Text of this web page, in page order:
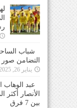
شباب
التضامن صور
يناير 26, 2025
عبد الوهاب
الأنصار
بين 7 فرق